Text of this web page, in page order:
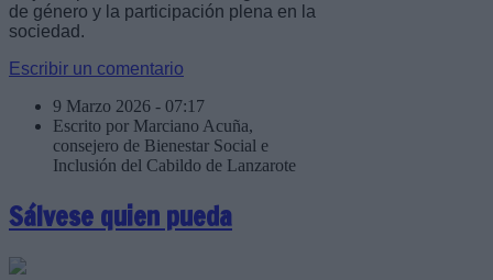
de género y la participación plena en la
sociedad.
Escribir un comentario
9 Marzo 2026 - 07:17
Escrito por Marciano Acuña,
consejero de Bienestar Social e
Inclusión del Cabildo de Lanzarote
Sálvese quien pueda